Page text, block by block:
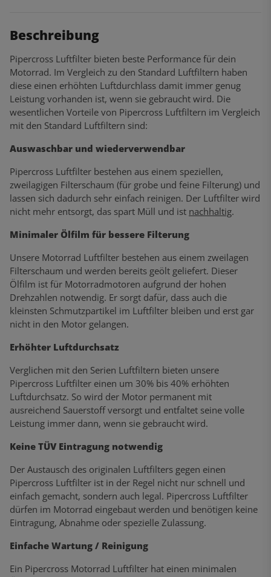
Beschreibung
Pipercross Luftfilter bieten beste Performance für dein
Motorrad. Im Vergleich zu den Standard Luftfiltern haben
diese einen erhöhten Luftdurchlass damit immer genug
Leistung vorhanden ist, wenn sie gebraucht wird. Die
wesentlichen Vorteile von Pipercross Luftfiltern im Vergleich
mit den Standard Luftfiltern sind:
Auswaschbar und wiederverwendbar
Pipercross Luftfilter bestehen aus einem speziellen,
zweilagigen Filterschaum (für grobe und feine Filterung) und
lassen sich dadurch sehr einfach reinigen. Der Luftfilter wird
nicht mehr entsorgt, das spart Müll und ist nachhaltig.
Minimaler Ölfilm für bessere Filterung
Unsere Motorrad Luftfilter bestehen aus einem zweilagen
Filterschaum und werden bereits geölt geliefert. Dieser
Ölfilm ist für Motorradmotoren aufgrund der hohen
Drehzahlen notwendig. Er sorgt dafür, dass auch die
kleinsten Schmutzpartikel im Luftfilter bleiben und erst gar
nicht in den Motor gelangen.
Erhöhter Luftdurchsatz
Verglichen mit den Serien Luftfiltern bieten unsere
Pipercross Luftfilter einen um 30% bis 40% erhöhten
Luftdurchsatz. So wird der Motor permanent mit
ausreichend Sauerstoff versorgt und entfaltet seine volle
Leistung immer dann, wenn sie gebraucht wird.
Keine TÜV Eintragung notwendig
Der Austausch des originalen Luftfilters gegen einen
Pipercross Luftfilter ist in der Regel nicht nur schnell und
einfach gemacht, sondern auch legal. Pipercross Luftfilter
dürfen im Motorrad eingebaut werden und benötigen keine
Eintragung, Abnahme oder spezielle Zulassung.
Einfache Wartung / Reinigung
Ein Pipercross Motorrad Luftfilter hat einen minimalen